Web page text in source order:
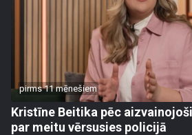
pirms 11 mēnešiem
Kristīne Beitika pēc
par meitu vērsusies policijā